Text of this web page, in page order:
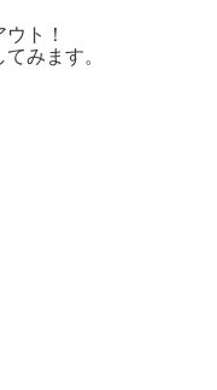
ト！
みます。